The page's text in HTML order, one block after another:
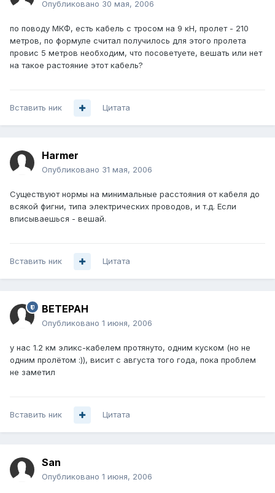
Опубликовано 30 мая, 2006
по поводу МКФ, есть кабель с тросом на 9 кН, пролет - 210
метров, по формуле считал получилось для этого пролета
провис 5 метров необходим, что посоветуете, вешать или нет
на такое растояние этот кабель?
Вставить ник Цитата
Harmer
Опубликовано 31 мая, 2006
Существуют нормы на минимальные расстояния от кабеля до
всякой фигни, типа электрических проводов, и т.д. Если
вписываешься - вешай.
Вставить ник Цитата
BETEPAH
Опубликовано 1 июня, 2006
у нас 1.2 км эликс-кабелем протянуто, одним куском (но не
одним пролётом :)), висит с августа того года, пока проблем
не заметил
Вставить ник Цитата
San
Опубликовано 1 июня, 2006